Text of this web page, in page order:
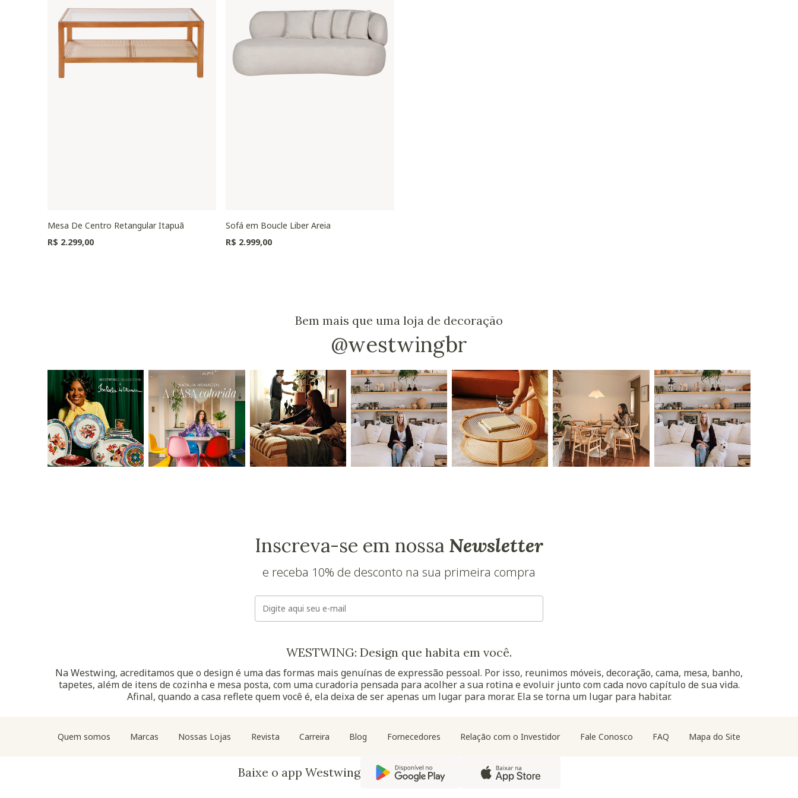
Mesa De Centro Retangular Itapuã
R$ 2.299,00
Sofá em Boucle Liber Areia
R$ 2.999,00
Bem mais que uma loja de decoração
@westwingbr
Inscreva-se em nossa Newsletter
e receba 10% de desconto na sua primeira compra
WESTWING: Design que habita em você.
Na Westwing, acreditamos que o design é uma das formas mais genuínas de expressão pessoal. Por isso, reunimos móveis, decoração, cama, mesa, banho,
tapetes, além de itens de cozinha e mesa posta, com uma curadoria pensada para acolher a sua rotina e evoluir junto com cada novo capítulo de sua vida.
Afinal, quando a casa reflete quem você é, ela deixa de ser apenas um lugar para morar. Ela se torna um lugar para habitar.
Quem somos Marcas Nossas Lojas Revista Carreira Blog Fornecedores Relação com o Investidor Fale Conosco FAQ Mapa do Site
Baixe o app Westwing